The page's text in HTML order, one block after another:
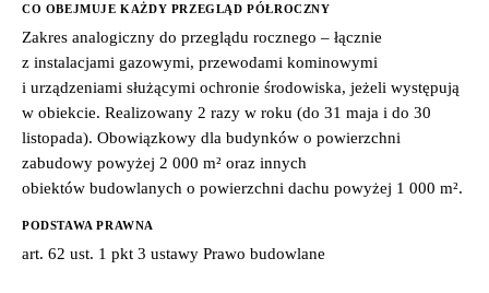
CO OBEJMUJE KAŻDY PRZEGLĄD PÓŁROCZNY
Zakres analogiczny do przeglądu rocznego – łącznie
z instalacjami gazowymi, przewodami kominowymi
i urządzeniami służącymi ochronie środowiska, jeżeli występują
w obiekcie. Realizowany 2 razy w roku (do 31 maja i do 30
listopada). Obowiązkowy dla budynków o powierzchni
zabudowy powyżej 2 000 m² oraz innych
obiektów budowlanych o powierzchni dachu powyżej 1 000 m².
PODSTAWA PRAWNA
art. 62 ust. 1 pkt 3 ustawy Prawo budowlane